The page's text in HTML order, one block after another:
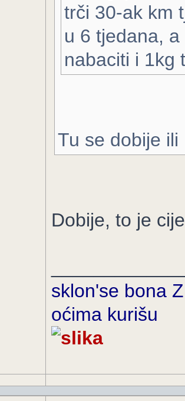
trči 30-ak km
u 6 tjedana,
nabaciti i 1kg
Tu se dobije
Dobije, to je
sklon'se bona
oćima kurišu